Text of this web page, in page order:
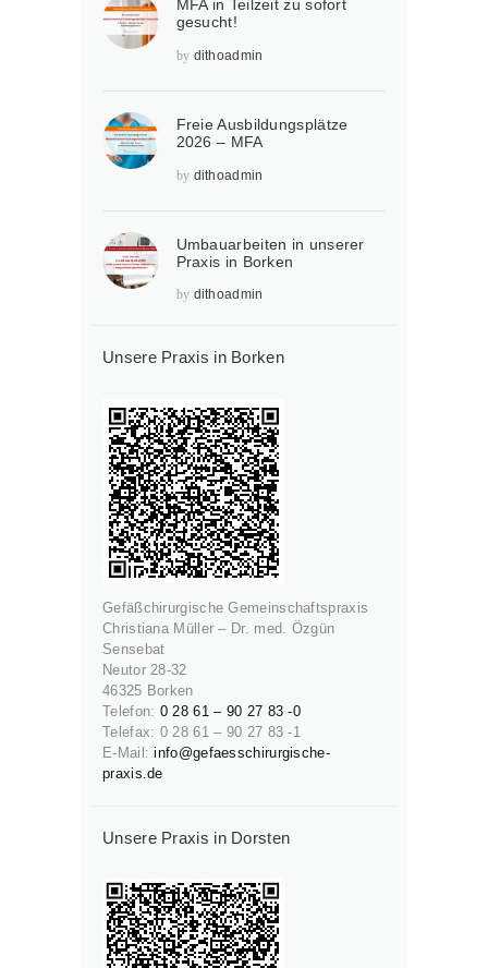
MFA in Teilzeit zu sofort
gesucht!
by dithoadmin
Freie Ausbildungsplätze
2026 – MFA
by dithoadmin
Umbauarbeiten in unserer
Praxis in Borken
by dithoadmin
Unsere Praxis in Borken
Gefäßchirurgische Gemeinschaftspraxis
Christiana Müller – Dr. med. Özgün
Sensebat
Neutor 28-32
46325 Borken
Telefon: 0 28 61 – 90 27 83 -0
Telefax: 0 28 61 – 90 27 83 -1
E-Mail:info@gefaesschirurgische-
praxis.de
Unsere Praxis in Dorsten